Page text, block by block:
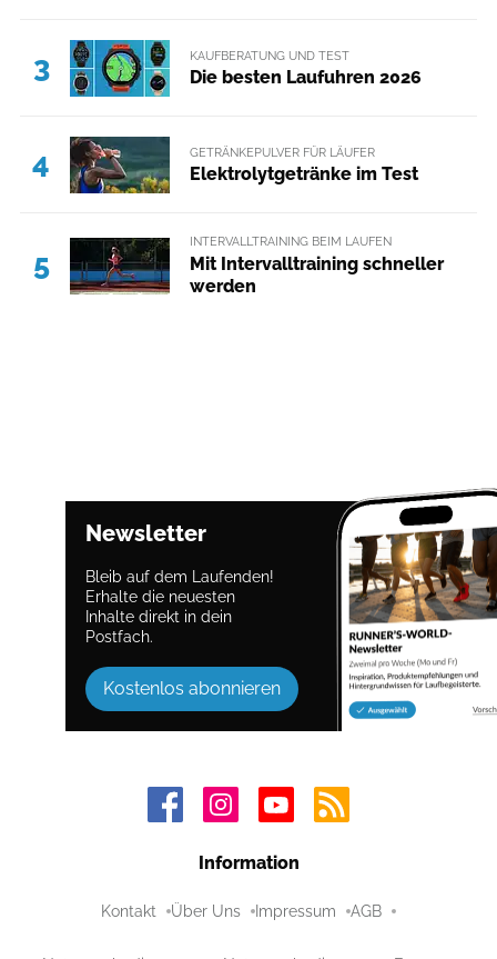
3 KAUFBERATUNG UND TEST
Die besten Laufuhren 2026
4 GETRÄNKEPULVER FÜR LÄUFER
Elektrolytgetränke im Test
5
INTERVALLTRAINING BEIM LAUFEN
Mit Intervalltraining schneller
werden
Newsletter
Bleib auf dem Laufenden!
Erhalte die neuesten
Inhalte direkt in dein
Postfach.
Kostenlos abonnieren
Information
Kontakt Über Uns Impressum AGB